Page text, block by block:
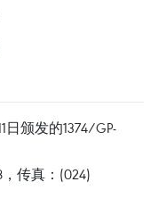
颁发的1374/GP-
，传真：(024)